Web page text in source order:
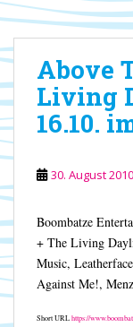
Above
Living
16.10.
30. August 2010
Boombatze
+ The Living
Music,
Against Me!,
Short URLhttps://